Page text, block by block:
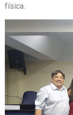
física.